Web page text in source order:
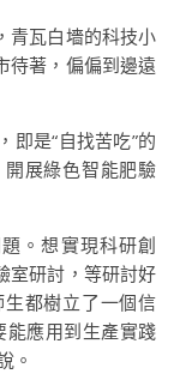
青瓦白墻的科技小
待著，偏偏到邊遠
即是“自找苦吃”的
展綠色智能肥驗
。想實現科研創
室研討，等研討好
都樹立了一個信
能應用到生產實踐
。